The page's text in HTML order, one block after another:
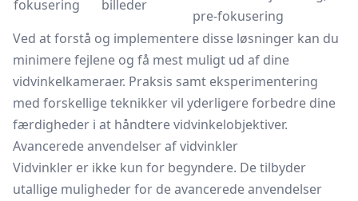
fokusering billeder
pre-fokusering
Ved at forstå og implementere disse løsninger kan du
minimere fejlene og få mest muligt ud af dine
vidvinkelkameraer. Praksis samt eksperimentering
med forskellige teknikker vil yderligere forbedre dine
færdigheder i at håndtere vidvinkelobjektiver.
Avancerede anvendelser af vidvinkler
Vidvinkler er ikke kun for begyndere. De tilbyder
utallige muligheder for de avancerede anvendelser